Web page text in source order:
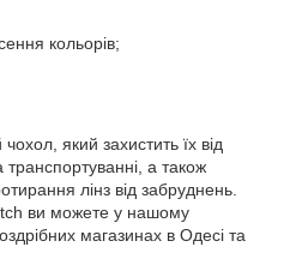
кольорів;
який захистить їх від
транспортуванні, а також
лінз від забруднень.
ви можете у нашому
магазинах в Одесі та